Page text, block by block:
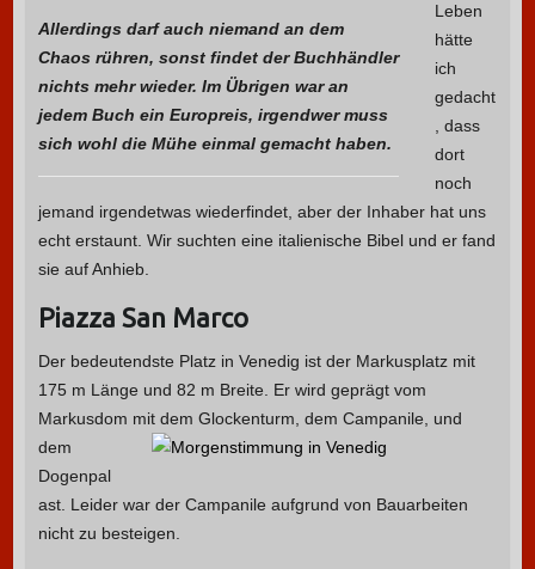
Allerdings darf auch niemand an dem
Chaos rühren, sonst findet der Buchhändler
nichts mehr wieder. Im Übrigen war an
jedem Buch ein Europreis, irgendwer muss
sich wohl die Mühe einmal gemacht haben.
Leben
hätte
ich
gedacht
, dass
dort
noch
jemand irgendetwas wiederfindet, aber der Inhaber hat uns
echt erstaunt. Wir suchten eine italienische Bibel und er fand
sie auf Anhieb.
Piazza San Marco
Der bedeutendste Platz in Venedig ist der Markusplatz mit
175 m Länge und 82 m Breite. Er wird geprägt vom
Markusdom mit dem Glockenturm, dem Campanile, und
dem
Dogenpal
ast. Leider war der Campanile aufgrund von Bauarbeiten
nicht zu besteigen.